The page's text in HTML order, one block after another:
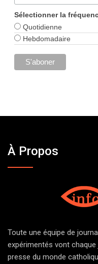
Sélectionner la
Quotidienne
Hebdomadaire
À Propos
Toute une équipe de
expérimentés vont
presse du monde